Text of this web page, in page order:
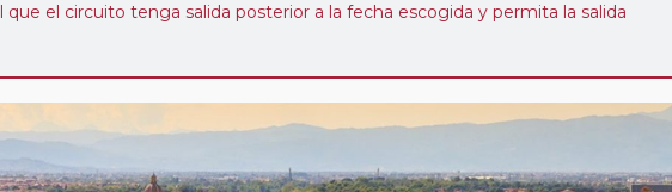
que el circuito tenga salida posterior a la fecha escogida y permita la salida
circuito del mismo proveedor no se abonará este suplemento.
en cualquier época del año, ofrece a los pasajeros que ya hayan viajado
3 años y que pertenezcan a nuestro Club de Pasajeros (cuya obtención se
de satisfacción en "Mi viaje") o los que estén en luna de miel